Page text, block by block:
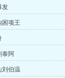
发
困项王
泰阿
刘伯温